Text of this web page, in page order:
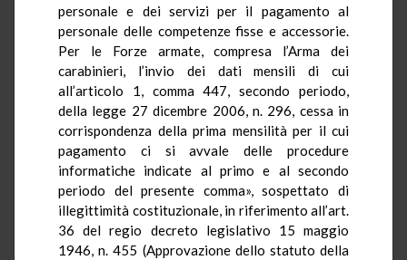
personale e dei servizi per il pagamento al
personale delle competenze fisse e accessorie.
Per le Forze armate, compresa l’Arma dei
carabinieri, l’invio dei dati mensili di cui
all’articolo 1, comma 447, secondo periodo,
della legge 27 dicembre 2006, n. 296, cessa in
corrispondenza della prima mensilità per il cui
pagamento ci si avvale delle procedure
informatiche indicate al primo e al secondo
periodo del presente comma», sospettato di
illegittimità costituzionale, in riferimento all’art.
36 del regio decreto legislativo 15 maggio
1946, n. 455 (Approvazione dello statuto della